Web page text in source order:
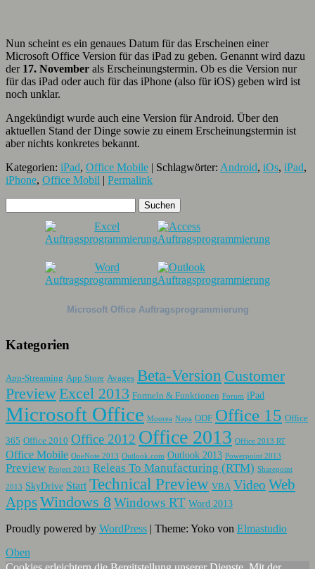
Nun scheint es ein genaues Datum für das Erscheinen einer
Microsoft Office Version für das iPad zu geben. Genannt wird dazu
der 17. November als Erscheinungstermin. Ob es die Version nur
für das iPad oder auch für das iPhone (also für iOS) geben wird ist
noch unklar.
Angekündigt wurde auch eine Version für Android. Über den
aktuellen Stand der Dinge sowie zu einem Erscheinungstermin ist
aber nichts konkretes bekannt.
Kategorien: iPad, Office Mobile | Schlagwörter: Android, iOs, iPad,
iPhone, Office Mobil | Permalink
Microsoft Office Auftragsprogrammierung
Kategorien
App-Streaming App Store Avages Beta-Version Customer
PreviewExcel 2013 Formeln & Funktionen Forum iPad
Microsoft Office Moorea Napa ODF Office 15 Office
365 Office 2010 Office 2012 Office 2013 Office 2013 RT
Office Mobile OneNote 2013 Outlook.com Outlook 2013 Powerpoint 2013
Preview Project 2013 Releas To Manufacturing (RTM) Sharepoint
2013 SkyDrive Start Technical Preview VBA Video Web
AppsWindows 8 Windows RT Word 2013
Proudly powered by WordPress | Theme: Yoko von Elmastudio
Oben